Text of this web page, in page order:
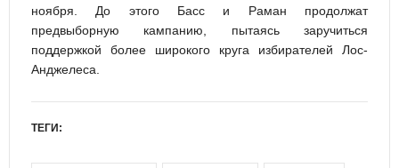
ноября. До этого Басс и Раман продолжат
предвыборную кампанию, пытаясь заручиться
поддержкой более широкого круга избирателей Лос-
Анджелеса.
ТЕГИ: